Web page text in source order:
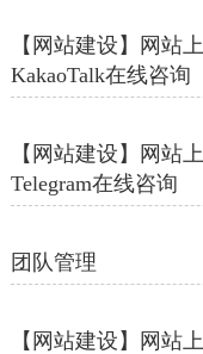
【网站建设】网站
KakaoTalk在线咨询
【网站建设】网站
Telegram在线咨询
团队管理
【网站建设】网站